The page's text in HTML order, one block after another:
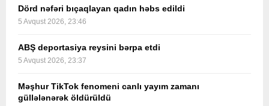
Dörd nəfəri bıçaqlayan qadın həbs edildi
5 Avqust 2026, 23:46
ABŞ deportasiya reysini bərpa etdi
5 Avqust 2026, 23:37
Məşhur TikTok fenomeni canlı yayım zamanı
güllələnərək öldürüldü